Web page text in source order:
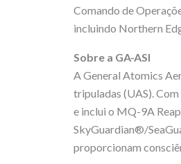
Comando de
incluindo Northern
Sobre a GA-ASI
A General Atomics
tripuladas (UAS).
e inclui o MQ-9A
SkyGuardian®/
proporcionam